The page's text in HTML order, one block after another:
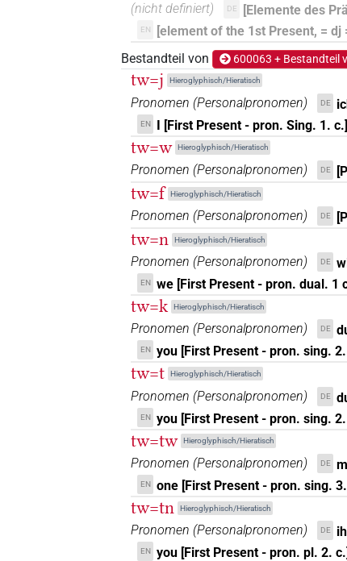
(nicht definiert) DE [Elemente des
EN
[element of the 1st Present, = dj
Bestandteil von
600063 + Bestandteil
tw=j Hieroglyphisch/Hieratisch
Pronomen (Personalpronomen) DE
EN I [First Present - pron. Sing. 1. c.]
tw=w Hieroglyphisch/Hieratisch
Pronomen (Personalpronomen) DE
tw=f Hieroglyphisch/Hieratisch
Pronomen (Personalpronomen) DE
tw=n Hieroglyphisch/Hieratisch
Pronomen (Personalpronomen) DE
EN we [First Present - pron. dual. 1
tw=k Hieroglyphisch/Hieratisch
Pronomen (Personalpronomen) DE
EN you [First Present - pron. sing.
tw=t Hieroglyphisch/Hieratisch
Pronomen (Personalpronomen) DE
EN you [First Present - pron. sing.
tw=tw Hieroglyphisch/Hieratisch
Pronomen (Personalpronomen) DE
EN one [First Present - pron. sing.
tw=tn Hieroglyphisch/Hieratisch
Pronomen (Personalpronomen) DE
EN you [First Present - pron. pl. 2. c.]